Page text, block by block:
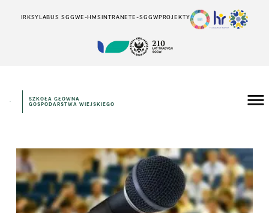
IRKSYLABUS SGGWE-HMSINTRANETE-SGGWPROJEKTY
SZKOŁA GŁÓWNA
GOSPODARSTWA WIEJSKIEGO